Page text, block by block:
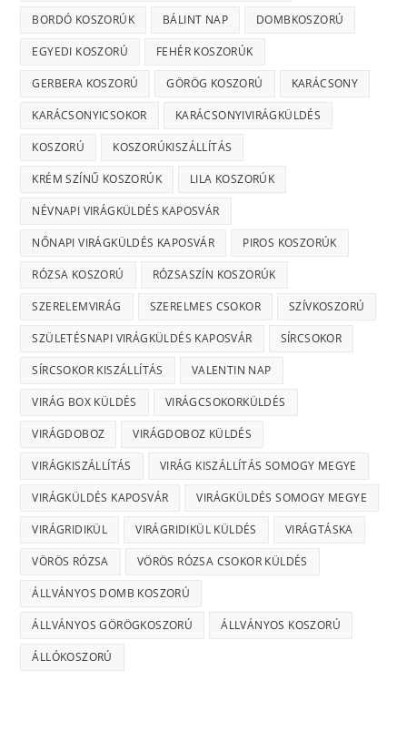
BORDÓ KOSZORÚK BÁLINT NAP DOMBKOSZORÚ
EGYEDI KOSZORÚ FEHÉR KOSZORÚK
GERBERA KOSZORÚ GÖRÖG KOSZORÚ KARÁCSONY
KARÁCSONYICSOKOR KARÁCSONYIVIRÁGKÜLDÉS
KOSZORÚ KOSZORÚKISZÁLLÍTÁS
KRÉM SZÍNŰ KOSZORÚK LILA KOSZORÚK
NÉVNAPI VIRÁGKÜLDÉS KAPOSVÁR
NŐNAPI VIRÁGKÜLDÉS KAPOSVÁR PIROS KOSZORÚK
RÓZSA KOSZORÚ RÓZSASZÍN KOSZORÚK
SZERELEMVIRÁG SZERELMES CSOKOR SZÍVKOSZORÚ
SZÜLETÉSNAPI VIRÁGKÜLDÉS KAPOSVÁR SÍRCSOKOR
SÍRCSOKOR KISZÁLLÍTÁS VALENTIN NAP
VIRÁG BOX KÜLDÉS VIRÁGCSOKORKÜLDÉS
VIRÁGDOBOZ VIRÁGDOBOZ KÜLDÉS
VIRÁGKISZÁLLÍTÁS VIRÁG KISZÁLLÍTÁS SOMOGY MEGYE
VIRÁGKÜLDÉS KAPOSVÁR VIRÁGKÜLDÉS SOMOGY MEGYE
VIRÁGRIDIKÜL VIRÁGRIDIKÜL KÜLDÉS VIRÁGTÁSKA
VÖRÖS RÓZSA VÖRÖS RÓZSA CSOKOR KÜLDÉS
ÁLLVÁNYOS DOMB KOSZORÚ
ÁLLVÁNYOS GÖRÖGKOSZORÚ ÁLLVÁNYOS KOSZORÚ
ÁLLÓKOSZORÚ